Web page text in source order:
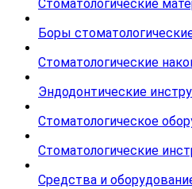
Стоматологические
Боры
Стоматологические
Эндодонтические
Стоматологическое
Стоматологические
Средства и